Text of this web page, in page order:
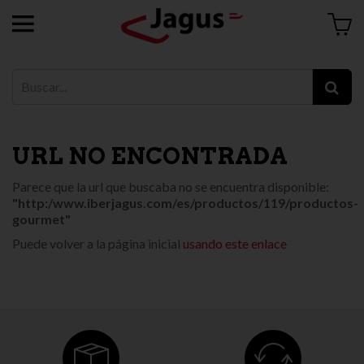
URL NO ENCONTRADA
Parece que la url que buscaba no se encuentra disponible:
"http:/www.iberjagus.com/es/productos/119/productos-
gourmet"
Puede volver a la página inicial usando este enlace